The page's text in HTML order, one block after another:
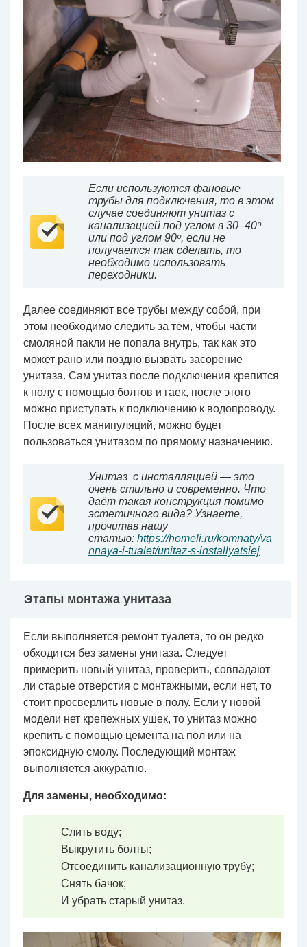
Если используются фановые
трубы для подключения, то в этом
случае соединяют унитаз с
канализацией под углом в 30–40ᵒ
или под углом 90ᵒ, если не
получается так сделать, то
необходимо использовать
переходники.
Далее соединяют все трубы между собой, при
этом необходимо следить за тем, чтобы части
смоляной пакли не попала внутрь, так как это
может рано или поздно вызвать засорение
унитаза. Сам унитаз после подключения крепится
к полу с помощью болтов и гаек, после этого
можно приступать к подключению к водопроводу.
После всех манипуляций, можно будет
пользоваться унитазом по прямому назначению.
Унитаз с инсталляцией — это
очень стильно и современно. Что
даёт такая конструкция помимо
эстетичного вида? Узнаете,
прочитав нашу
статью: https://homeli.ru/komnaty/va
nnaya-i-tualet/unitaz-s-installyatsiej
Этапы монтажа унитаза
Если выполняется ремонт туалета, то он редко
обходится без замены унитаза. Следует
примерить новый унитаз, проверить, совпадают
ли старые отверстия с монтажными, если нет, то
стоит просверлить новые в полу. Если у новой
модели нет крепежных ушек, то унитаз можно
крепить с помощью цемента на пол или на
эпоксидную смолу. Последующий монтаж
выполняется аккуратно.
Для замены, необходимо:
Слить воду;
Выкрутить болты;
Отсоединить канализационную трубу;
Снять бачок;
И убрать старый унитаз.